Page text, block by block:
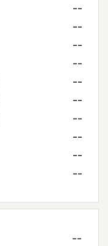
--
--
--
--
--
--
--
--
--
--
--